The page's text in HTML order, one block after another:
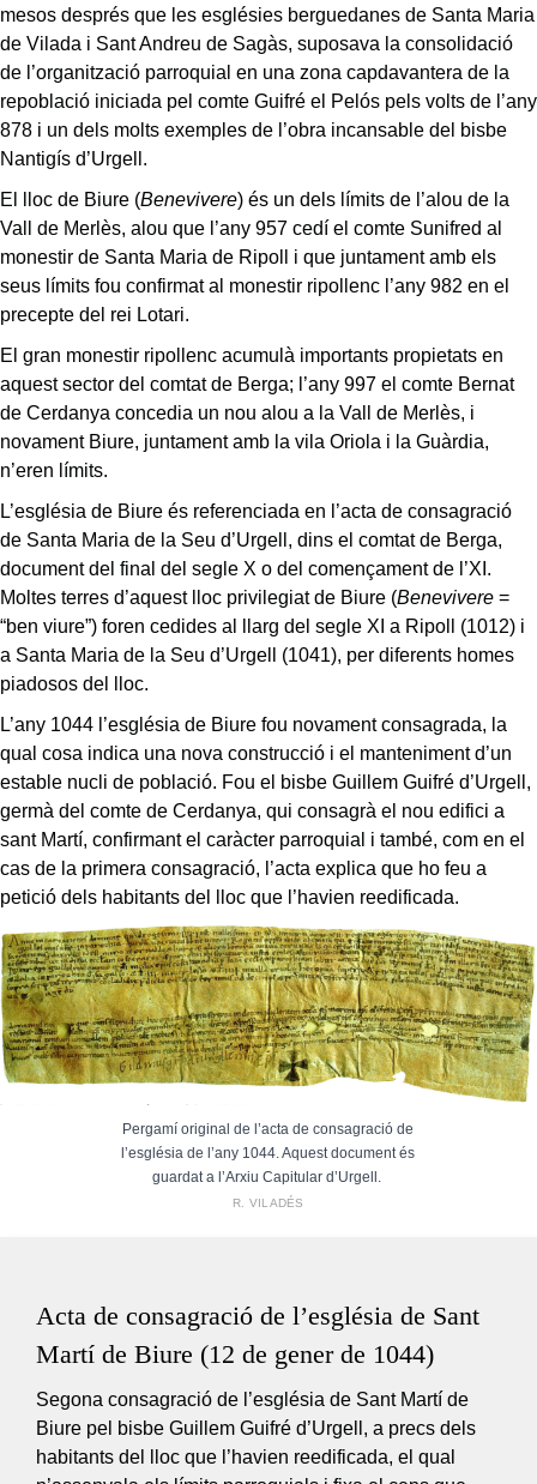
mesos després que les esglésies berguedanes de Santa Maria
de Vilada i Sant Andreu de Sagàs, suposava la consolidació
de l’organització parroquial en una zona capdavantera de la
repoblació iniciada pel comte Guifré el Pelós pels volts de l’any
878 i un dels molts exemples de l’obra incansable del bisbe
Nantigís d’Urgell.
El lloc de Biure (Benevivere) és un dels límits de l’alou de la
Vall de Merlès, alou que l’any 957 cedí el comte Sunifred al
monestir de Santa Maria de Ripoll i que juntament amb els
seus límits fou confirmat al monestir ripollenc l’any 982 en el
precepte del rei Lotari.
El gran monestir ripollenc acumulà importants propietats en
aquest sector del comtat de Berga; l’any 997 el comte Bernat
de Cerdanya concedia un nou alou a la Vall de Merlès, i
novament Biure, juntament amb la vila Oriola i la Guàrdia,
n’eren límits.
L’església de Biure és referenciada en l’acta de consagració
de Santa Maria de la Seu d’Urgell, dins el comtat de Berga,
document del final del segle X o del començament de l’XI.
Moltes terres d’aquest lloc privilegiat de Biure (Benevivere =
“ben viure”) foren cedides al llarg del segle XI a Ripoll (1012) i
a Santa Maria de la Seu d’Urgell (1041), per diferents homes
piadosos del lloc.
L’any 1044 l’església de Biure fou novament consagrada, la
qual cosa indica una nova construcció i el manteniment d’un
estable nucli de població. Fou el bisbe Guillem Guifré d’Urgell,
germà del comte de Cerdanya, qui consagrà el nou edifici a
sant Martí, confirmant el caràcter parroquial i també, com en el
cas de la primera consagració, l’acta explica que ho feu a
petició dels habitants del lloc que l’havien reedificada.
Pergamí original de l’acta de consagració de
l’església de l’any 1044. Aquest document és
guardat a l’Arxiu Capitular d’Urgell.
R. VILADÉS
Acta de consagració de l’església de Sant
Martí de Biure (12 de gener de 1044)
Segona consagració de l’església de Sant Martí de
Biure pel bisbe Guillem Guifré d’Urgell, a precs dels
habitants del lloc que l’havien reedificada, el qual